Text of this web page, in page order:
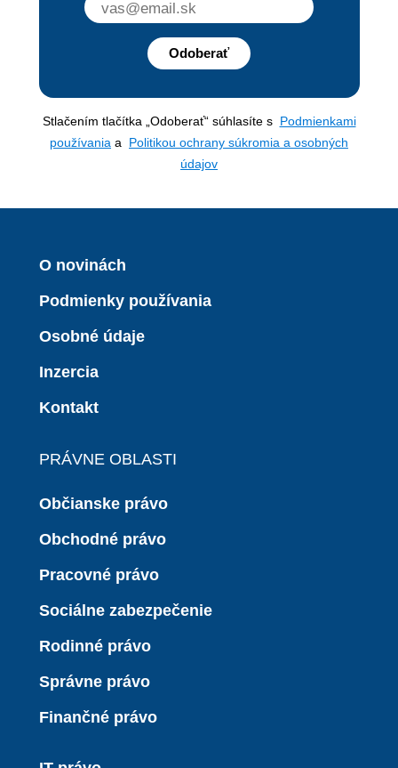
Odoberať
Stlačením tlačítka „Odoberať“ súhlasíte s Podmienkami
používania a Politikou ochrany súkromia a osobných
údajov
O novinách
Podmienky používania
Osobné údaje
Inzercia
Kontakt
PRÁVNE OBLASTI
Občianske právo
Obchodné právo
Pracovné právo
Sociálne zabezpečenie
Rodinné právo
Správne právo
Finančné právo